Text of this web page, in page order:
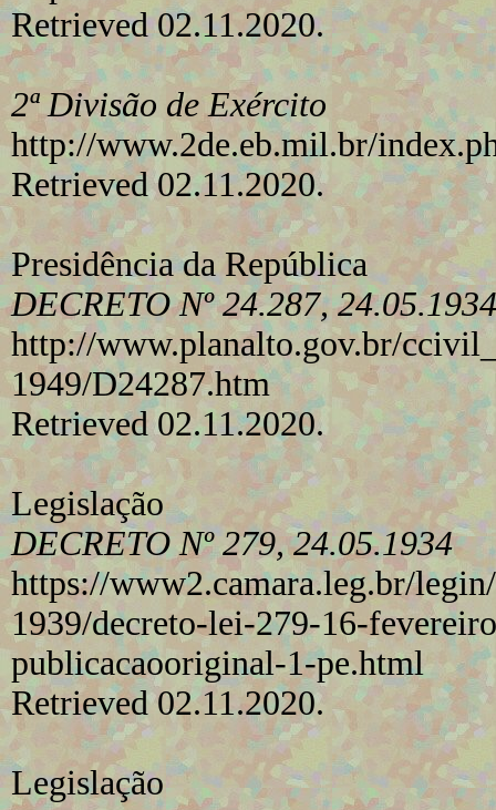
Retrieved 02.11.2020.
2ª Divisão de Exército
http://www.2de.eb.mil.br/
Retrieved 02.11.2020.
Presidência da República
DECRETO Nº 24.287, 24.05.1934
http://www.planalto.gov.br/
1949/D24287.htm
Retrieved 02.11.2020.
Legislação
DECRETO Nº 279, 24.05.1934
https://www2.camara.leg.br/
1939/decreto-lei-279-16-
publicacaooriginal-1-pe.html
Retrieved 02.11.2020.
Legislação